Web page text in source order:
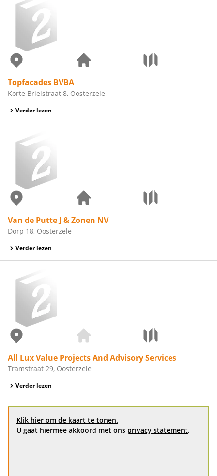
Topfacades BVBA
Korte Brielstraat 8, Oosterzele
Verder lezen
Van de Putte J & Zonen NV
Dorp 18, Oosterzele
Verder lezen
All Lux Value Projects And Advisory Services
Tramstraat 29, Oosterzele
Verder lezen
Klik hier om de kaart te tonen.
U gaat hiermee akkoord met ons privacy statement.